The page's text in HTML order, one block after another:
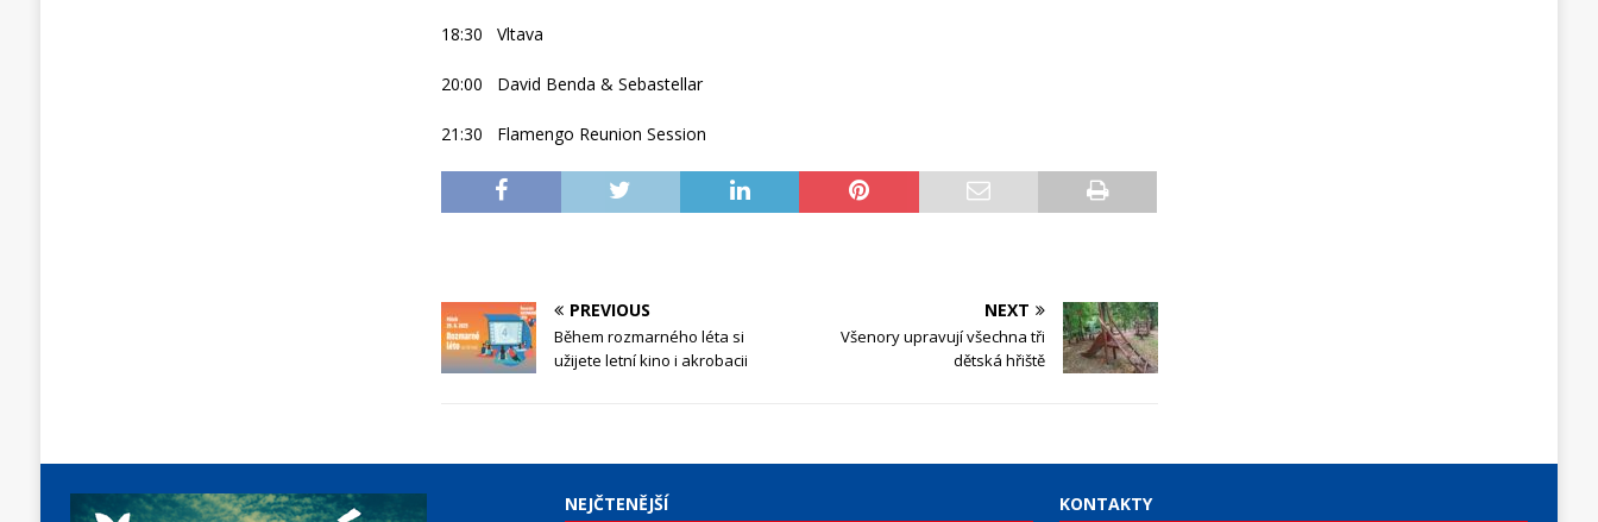
18:30 Vltava
20:00 David Benda & Sebastellar
21:30 Flamengo Reunion Session
PREVIOUS
Během rozmarného léta si
užijete letní kino i akrobacii
NEXT
Všenory upravují všechna tři
dětská hřiště
NEJČTENĚJŠÍ KONTAKTY